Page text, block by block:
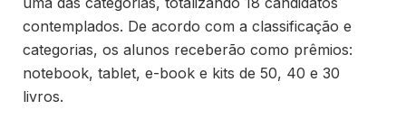
contemplados. De acordo com a classificação e
categorias, os alunos receberão como prêmios:
notebook, tablet, e-book e kits de 50, 40 e 30
livros.